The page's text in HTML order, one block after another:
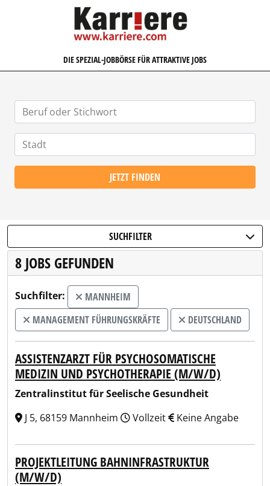
KARRIERE.COM
DIE SPEZIAL-JOBBÖRSE FÜR ATTRAKTIVE JOBS
JETZT FINDEN
SUCHFILTER
8 JOBS GEFUNDEN
Suchfilter:
MANNHEIM
MANAGEMENT FÜHRUNGSKRÄFTE
DEUTSCHLAND
ASSISTENZARZT FÜR PSYCHOSOMATISCHE
MEDIZIN UND PSYCHOTHERAPIE (M/W/D)
Zentralinstitut für Seelische Gesundheit
J 5, 68159 Mannheim
Vollzeit Keine Angabe
PROJEKTLEITUNG BAHNINFRASTRUKTUR
(M/W/D)